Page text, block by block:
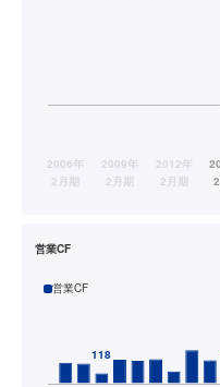
営業CF
営業CF